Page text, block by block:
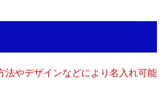
法やデザインなどにより名入れ可能